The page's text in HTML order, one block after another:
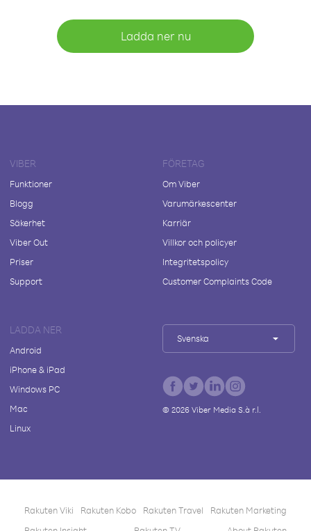
Ladda ner nu
VIBER
Funktioner
Blogg
Säkerhet
Viber Out
Priser
Support
FÖRETAG
Om Viber
Varumärkescenter
Karriär
Villkor och policyer
Integritetspolicy
Customer Complaints Code
LADDA NER
Android
iPhone & iPad
Windows PC
Mac
Linux
Svenska
© 2026Viber Media S.à r.l.
Rakuten Viki Rakuten Kobo Rakuten Travel
Rakuten Marketing